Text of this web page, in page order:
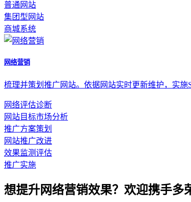
普通网站
集团型网站
商城系统
网络营销
梳理并策划推广网站。依据网站实时更新维护，实
网络评估诊断
网站目标市场分析
推广方案策划
网站推广改进
效果监测评估
推广实施
想提升网络营销效果？欢迎携手多